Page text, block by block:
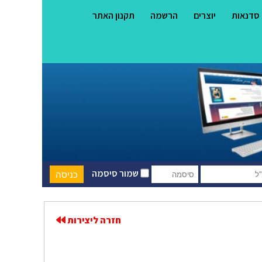
סדנאות יוצרים הרשמה תקנון האתר
שמור סיסמה
חזרה ליצירות